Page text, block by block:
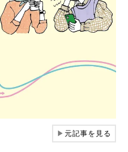
▶元記事を見る